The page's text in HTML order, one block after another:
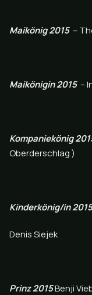
Maikönig 2015 –
Maikönigin 2015–
Kompaniekönig
Oberderschlag )
Kinderkönig/in 2015
Denis Siejek
Prinz 2015Benji